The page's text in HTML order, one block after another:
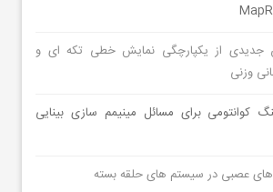
جدیدی از یکپارچگی نمایش خطی تکه ای و
وزنی
کوانتومی برای مسائل مینیمم سازی بینایی
های عصبی در سیستم های حلقه بسته